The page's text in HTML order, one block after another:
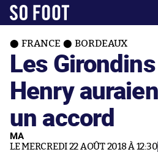
FRANCE BORDEAUX
Les
Henry
un accord
MA
LE MERCREDI 22 AOÛT 2018 À 12:30